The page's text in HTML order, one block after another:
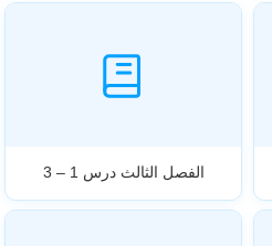
الفصل الثالث درس 1 – 3